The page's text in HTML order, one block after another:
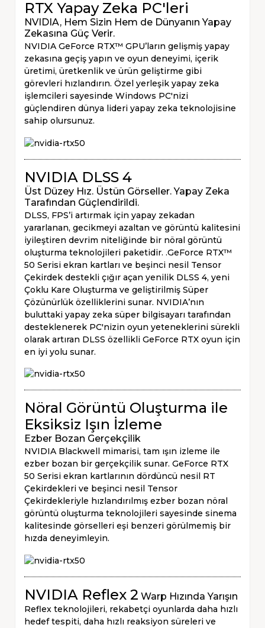
RTX Yapay Zeka PC'leri
NVIDIA, Hem Sizin Hem de Dünyanın Yapay
Zekasına Güç Verir.
NVIDIA GeForce RTX™ GPU’ların gelişmiş yapay
zekasına geçiş yapın ve oyun deneyimi, içerik
üretimi, üretkenlik ve ürün geliştirme gibi
görevleri hızlandırın. Özel yerleşik yapay zeka
işlemcileri sayesinde Windows PC'nizi
güçlendiren dünya lideri yapay zeka teknolojisine
sahip olursunuz.
NVIDIA DLSS 4
Üst Düzey Hız. Üstün Görseller. Yapay Zeka
Tarafından Güçlendirildi.
DLSS, FPS’i artırmak için yapay zekadan
yararlanan, gecikmeyi azaltan ve görüntü kalitesini
iyileştiren devrim niteliğinde bir nöral görüntü
oluşturma teknolojileri paketidir.‌ .‌GeForce RTX™
50 Serisi ekran kartları ve beşinci nesil Tensor
Çekirdek destekli çığır açan yenilik DLSS 4, yeni
Çoklu Kare Oluşturma ve geliştirilmiş Süper
Çözünürlük özelliklerini sunar. NVIDIA’nın
buluttaki yapay zeka süper bilgisayarı tarafından
desteklenerek PC'nizin oyun yeteneklerini sürekli
olarak artıran DLSS özellikli GeForce RTX oyun için
en iyi yolu sunar.
Nöral Görüntü Oluşturma ile
Eksiksiz Işın İzleme
Ezber Bozan Gerçekçilik
NVIDIA Blackwell mimarisi, tam ışın izleme ile
ezber bozan bir gerçekçilik sunar. GeForce RTX
50 Serisi ekran kartlarının dördüncü nesil RT
Çekirdekleri ve beşinci nesil Tensor
Çekirdekleriyle hızlandırılmış ezber bozan nöral
görüntü oluşturma teknolojileri sayesinde sinema
kalitesinde görselleri eşi benzeri görülmemiş bir
hızda deneyimleyin.
NVIDIA Reflex 2 Warp Hızında Yarışın
Reflex teknolojileri, rekabetçi oyunlarda daha hızlı
hedef tespiti, daha hızlı reaksiyon süreleri ve